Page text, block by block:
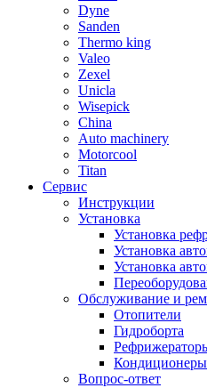
Dyne
Sanden
Thermo king
Valeo
Zexel
Unicla
Wisepick
China
Auto machinery
Motorcool
Titan
Сервис
Инструкции
Установка
Установка
Установка
Установка
Обслуживание и
Отопители
Гидроборта
Кондиционеры
Вопрос-ответ